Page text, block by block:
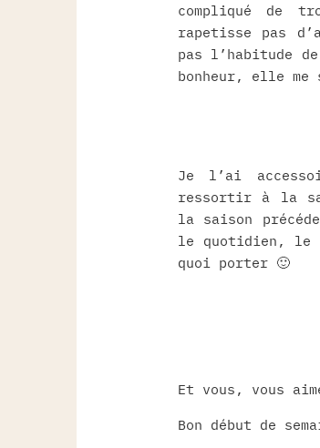
compliqué de
rapetisse pas
pas l’habitude
bonheur, elle
Je l’ai
ressortir à la
la saison
le quotidien, le
quoi porter 🙂
Et vous, vous
Bon début de